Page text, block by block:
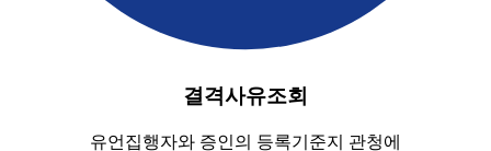
결격사유조회
유언집행자와 증인의 등록기준지 관청에